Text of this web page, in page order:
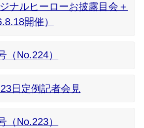
ナルヒーローお披露目会＋
開催）
（No.224）
日定例記者会見
（No.223）